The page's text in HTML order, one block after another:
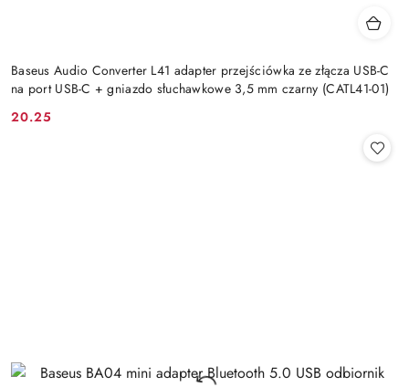
Baseus Audio Converter L41 adapter przejściówka ze złącza USB-C
na port USB-C + gniazdo słuchawkowe 3,5 mm czarny (CATL41-01)
Cena:
20.25